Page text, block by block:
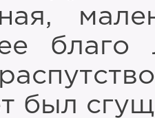
благо
был